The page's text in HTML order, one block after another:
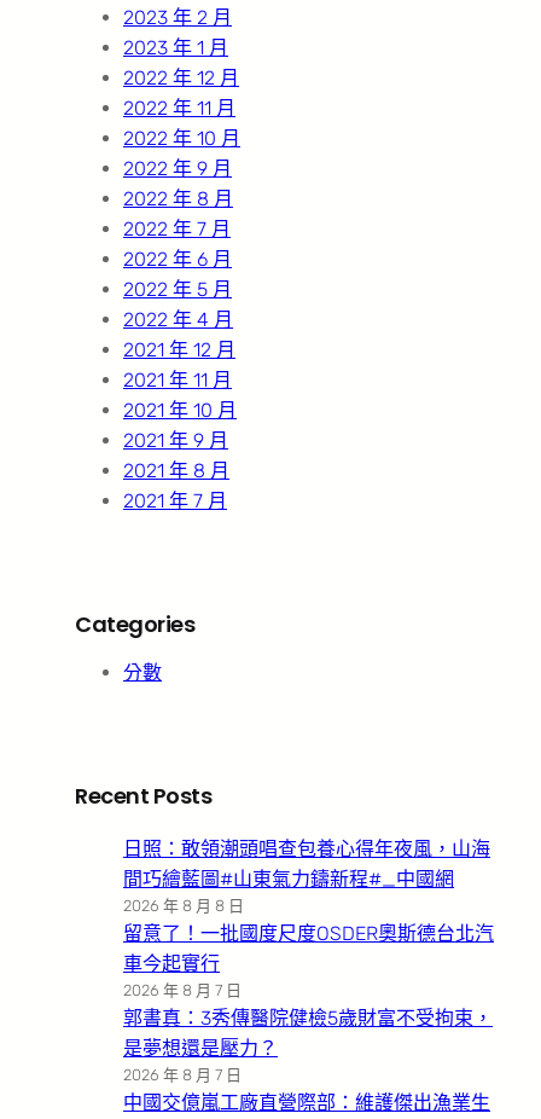
2023 年 2 月
2023 年 1 月
2022 年 12 月
2022 年 11 月
2022 年 10 月
2022 年 9 月
2022 年 8 月
2022 年 7 月
2022 年 6 月
2022 年 5 月
2022 年 4 月
2021 年 12 月
2021 年 11 月
2021 年 10 月
2021 年 9 月
2021 年 8 月
2021 年 7 月
Categories
分數
Recent Posts
日照：敢領潮頭唱查包養心得年夜風，山海
間巧繪藍圖#山東氣力鑄新程#_中國網
2026 年 8 月 8 日
留意了！一批國度尺度OSDER奧斯德台北汽
車今起實行
2026 年 8 月 7 日
郭書真：3秀傳醫院健檢5歲財富不受拘束，
是夢想還是壓力？
2026 年 8 月 7 日
中國交億嵐工廠直營際部：維護傑出漁業生